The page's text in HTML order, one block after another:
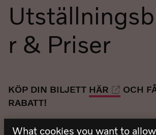
What cookies you want to
r & Priser
KÖP DIN BILJETT HÄR
OCH
RABATT!